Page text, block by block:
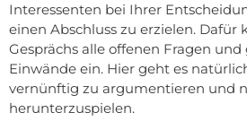
Interessenten bei Ihrer
einen Abschluss zu erzielen. Dafür
Gesprächs alle offenen Fragen
Einwände ein. Hier geht es
vernünftig zu argumentieren und
herunterzuspielen.